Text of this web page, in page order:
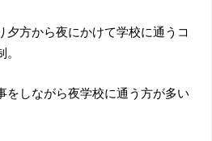
夕方から夜にかけて学校に通うコ
をしながら夜学校に通う方が多い